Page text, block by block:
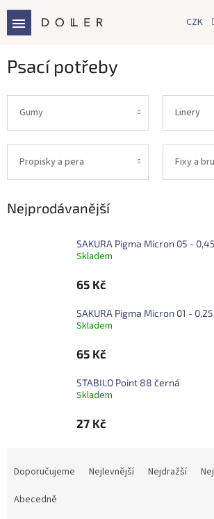
obsah
CZK
Psací potřeby
Gumy Linery
Propisky a pera Fixy a
Nejprodávanější
SAKURA Pigma Micron 05 -
Skladem
65 Kč
SAKURA Pigma Micron 01 -
Skladem
65 Kč
STABILO Point 88 černá
Skladem
27 Kč
Doporučujeme Nejlevnější Nejdražší
Abecedně